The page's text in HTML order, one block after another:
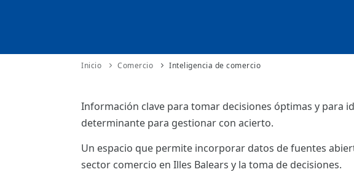
INTERNACIONALIZACIÓN
Inicio Comercio Inteligencia de comercio
Información clave para tomar decisiones óptimas y para
determinante para gestionar con acierto.
Un espacio que permite incorporar datos de fuentes
sector comercio en Illes Balears y la toma de decisiones.